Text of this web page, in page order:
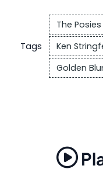
Tags
The Posies
Ken
Golden